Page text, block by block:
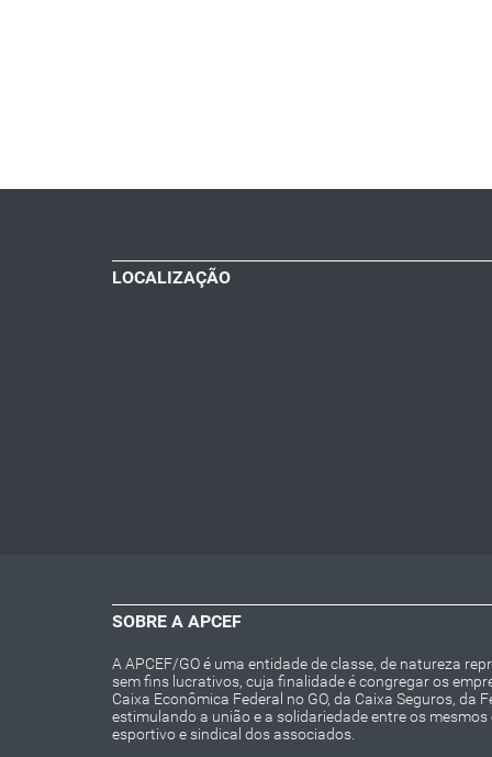
LOCALIZAÇÃO
SOBRE A APCEF
A APCEF/GO é uma entidade de classe, de natureza
sem fins lucrativos, cuja finalidade é congregar os
Caixa Econômica Federal no GO, da Caixa Seguros, da
estimulando a união e a solidariedade entre os
esportivo e sindical dos associados.